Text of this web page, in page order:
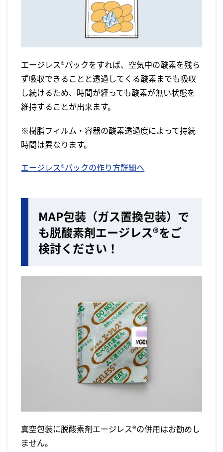
エージレス®パックをすれば、空気中の酸素を残ら
ず吸収できることと透過してくる酸素までも吸収
し続けるため、時間が経っても酸素が無い状態を
維持することが出来ます。
※樹脂フィルム・容器の酸素透過度によって持続
時間は異なります。
エージレス®パックの作り方詳細へ
MAP包装（ガス置換包装）で
も脱酸素剤エージレス®をご
検討ください！
真空包装に脱酸素剤エージレス®の併用はお勧めし
ません。